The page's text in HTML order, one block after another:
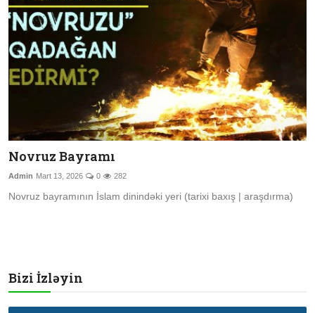
Şübhələrə Cavab
Xəbərlər
Digər
Əhkam
Qalereya
Novruz Bayramı
Admin Mart 13, 2026 0 282
Novruz bayramının İslam dinindəki yeri (tarixi baxış | araşdırma)
Bizi İzləyin